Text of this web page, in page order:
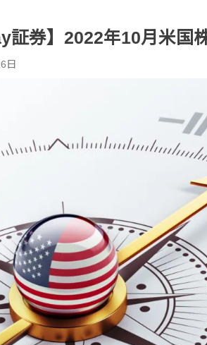
証券】2022年10月米国
日